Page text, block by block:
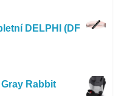
DELPHI (DF
Rabbit